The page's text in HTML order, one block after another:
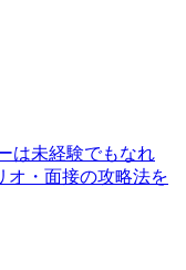
は未経験でもなれ
オ・面接の攻略法を